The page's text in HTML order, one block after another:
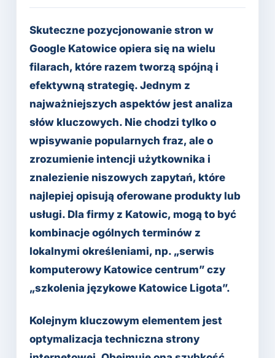
Skuteczne pozycjonowanie stron w
Google Katowice opiera się na wielu
filarach, które razem tworzą spójną i
efektywną strategię. Jednym z
najważniejszych aspektów jest analiza
słów kluczowych. Nie chodzi tylko o
wpisywanie popularnych fraz, ale o
zrozumienie intencji użytkownika i
znalezienie niszowych zapytań, które
najlepiej opisują oferowane produkty lub
usługi. Dla firmy z Katowic, mogą to być
kombinacje ogólnych terminów z
lokalnymi określeniami, np. „serwis
komputerowy Katowice centrum” czy
„szkolenia językowe Katowice Ligota”.
Kolejnym kluczowym elementem jest
optymalizacja techniczna strony